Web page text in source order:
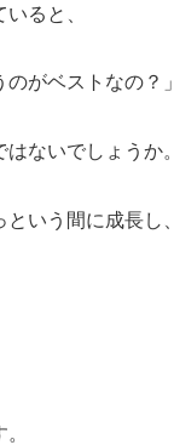
ると、
のがベストなの？」
ないでしょうか。
いう間に成長し、